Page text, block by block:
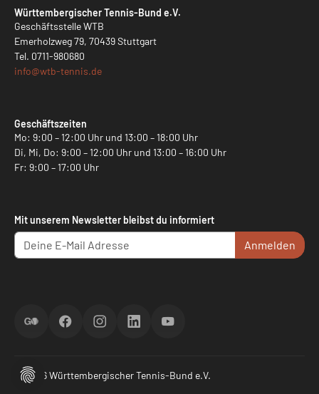
Württembergischer Tennis-Bund e.V.
Geschäftsstelle WTB
Emerholzweg 79, 70439 Stuttgart
Tel. 0711-980680
info@wtb-tennis.de
Geschäftszeiten
Mo: 9:00 – 12:00 Uhr und 13:00 – 18:00 Uhr
Di, Mi, Do: 9:00 – 12:00 Uhr und 13:00 – 16:00 Uhr
Fr: 9:00 – 17:00 Uhr
Mit unserem Newsletter bleibst du informiert
Anmelden
ScoreGOFacebookInstagramLinkedInYouTube
© 2026 Württembergischer Tennis-Bund e.V.